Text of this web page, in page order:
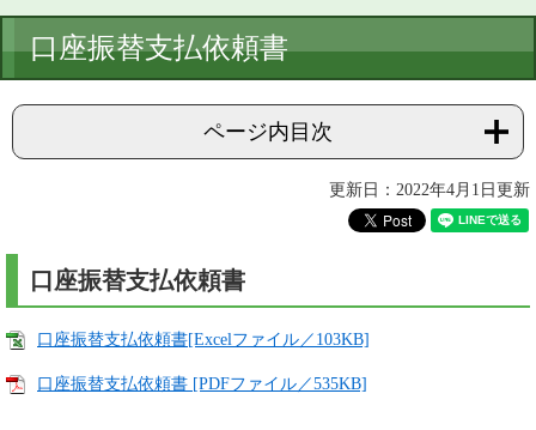
て
文
口座振替支払依頼書
ページ内目次
更新日：2022年4月1日更新
口座振替支払依頼書
口座振替支払依頼書[Excelファイル／103KB]
口座振替支払依頼書 [PDFファイル／535KB]